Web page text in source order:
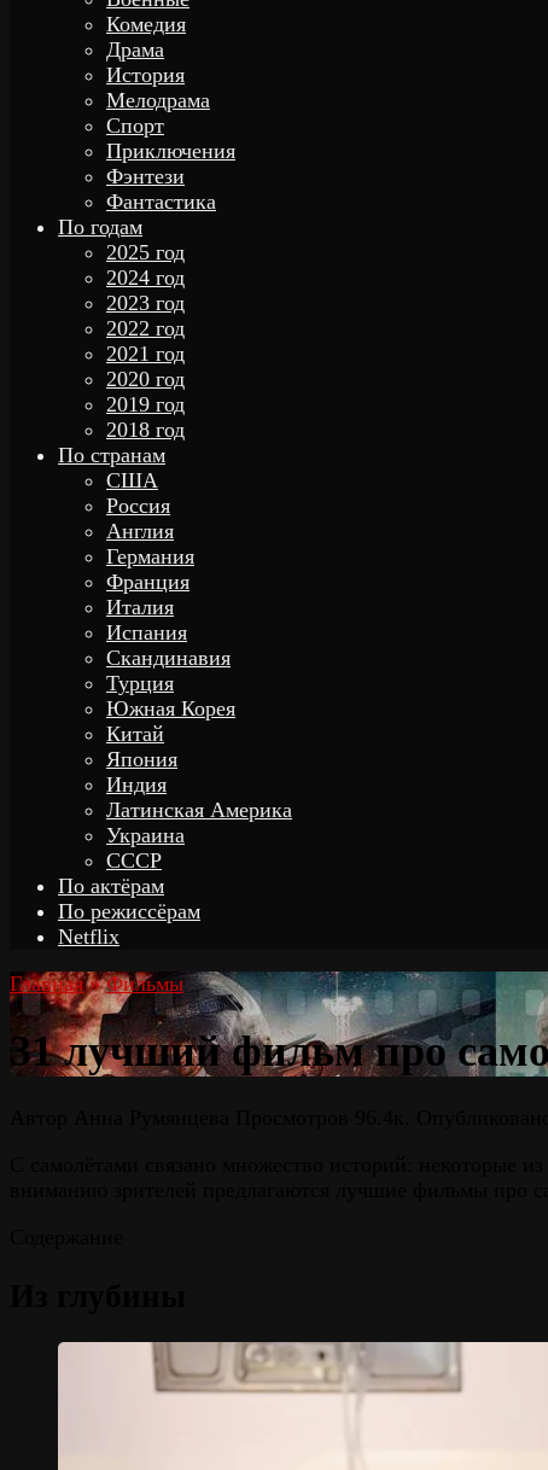
Комедия
Драма
История
Мелодрама
Спорт
Приключения
Фэнтези
Фантастика
По годам
2025 год
2024 год
2023 год
2022 год
2021 год
2020 год
2019 год
2018 год
По странам
США
Россия
Англия
Германия
Франция
Италия
Испания
Скандинавия
Турция
Южная Корея
Китай
Япония
Индия
Латинская Америка
Украина
СССР
По актёрам
По режиссёрам
Netflix
Главная » Фильмы
31 лучший фильм про